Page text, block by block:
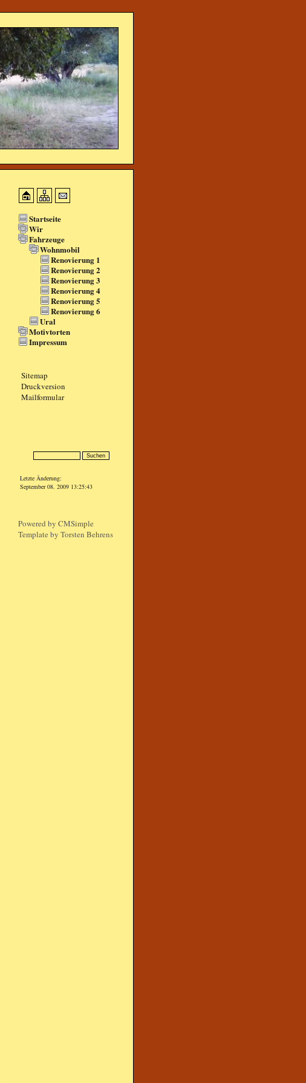
Startseite
Wir
Fahrzeuge
Wohnmobil
Renovierung 1
Renovierung 2
Renovierung 3
Renovierung 4
Renovierung 5
Renovierung 6
Ural
Motivtorten
Impressum
Sitemap
Druckversion
Mailformular
Letzte Änderung:
September 08. 2009 13:25:43
Powered by CMSimple
Template by Torsten Behrens